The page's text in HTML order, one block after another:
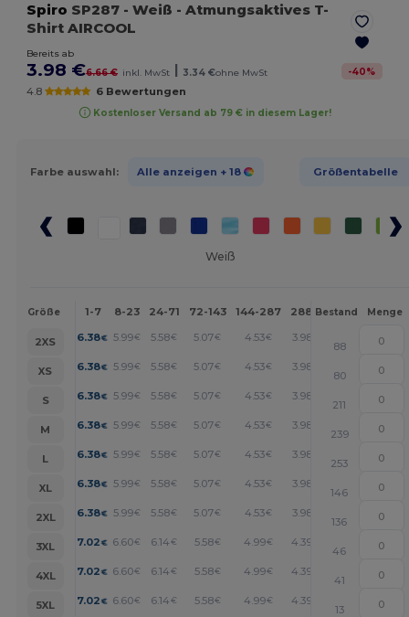
Spiro SP287 - Weiß - Atmungsaktives T-
Shirt AIRCOOL
Bereits ab
3.98 €6.66 € inkl. MwSt | 3.34 €ohne MwSt -40%
4.8 6 Bewertungen
Kostenloser Versand ab 79 € in diesem Lager!
Farbe auswahl: Alle anzeigen + 18 Größentabelle
Weiß
Größe 1-7 8-23 24-71 72-143 144-287 288 + Mehr
Bestand Menge
2XS 6.38€ 5.99€ 5.58€ 5.07€ 4.53€ 3.98 +
88
XS
6.38€ 5.99€ 5.58€ 5.07€ 4.53€ 3.98 +
80
S
6.38€ 5.99€ 5.58€ 5.07€ 4.53€ 3.98 +
211
M
6.38€ 5.99€ 5.58€ 5.07€ 4.53€ 3.98 +
239
L
6.38€ 5.99€ 5.58€ 5.07€ 4.53€ 3.98 +
253
XL
6.38€ 5.99€ 5.58€ 5.07€ 4.53€ 3.98 +
146
2XL
6.38€ 5.99€ 5.58€ 5.07€ 4.53€ 3.98 +
136
3XL
7.02 € 6.60€ 6.14 € 5.58€ 4.99€ 4.39 +
46
4XL
7.02 € 6.60€ 6.14 € 5.58€ 4.99€ 4.39 +
41
5XL
7.02 € 6.60€ 6.14 € 5.58€ 4.99€ 4.39 +
13